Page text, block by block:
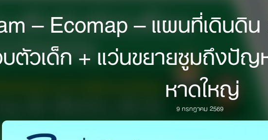
– Ecomap – แผนที่เดินดิน
ตัวเด็ก + แว่นขยายซูมถึงปั
หาดใหญ่
9 กรกฎาคม 2569